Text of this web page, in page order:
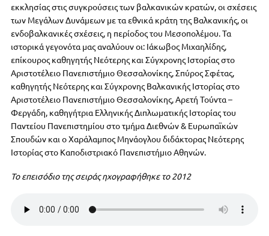
εκκλησίας στις συγκρούσεις των βαλκανικών κρατών, οι σχέσεις
των Μεγάλων Δυνάμεων με τα εθνικά κράτη της Βαλκανικής, οι
ενδοβαλκανικές σχέσεις, η περίοδος του Μεσοπολέμου. Τα
ιστορικά γεγονότα μας αναλύουν οι: Ιάκωβος Μιχαηλίδης,
επίκουρος καθηγητής Νεότερης και Σύγχρονης Ιστορίας στο
Αριστοτέλειο Πανεπιστήμιο Θεσσαλονίκης, Σπύρος Σφέτας,
καθηγητής Νεότερης και Σύγχρονης Βαλκανικής Ιστορίας στο
Αριστοτέλειο Πανεπιστήμιο Θεσσαλονίκης, Αρετή Τούντα –
Φεργάδη, καθηγήτρια Ελληνικής Διπλωματικής Ιστορίας του
Παντείου Πανεπιστημίου στο τμήμα Διεθνών & Ευρωπαϊκών
Σπουδών και ο Χαράλαμπος Μηνάογλου διδάκτορας Νεότερης
Ιστορίας στο Καποδιστριακό Πανεπιστήμιο Αθηνών.
Το επεισόδιο της σειράς ηχογραφήθηκε το 2012